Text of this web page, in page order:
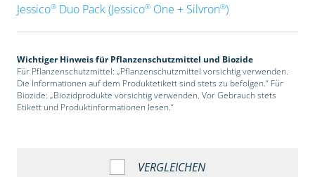
Jessico®Duo Pack (Jessico®One + Silvron®)
Wichtiger Hinweis für Pflanzenschutzmittel und Biozide
Für Pflanzenschutzmittel: „Pflanzenschutzmittel vorsichtig verwenden.
Die Informationen auf dem Produktetikett sind stets zu befolgen.“ Für
Biozide: „Biozidprodukte vorsichtig verwenden. Vor Gebrauch stets
Etikett und Produktinformationen lesen.“
VERGLEICHEN